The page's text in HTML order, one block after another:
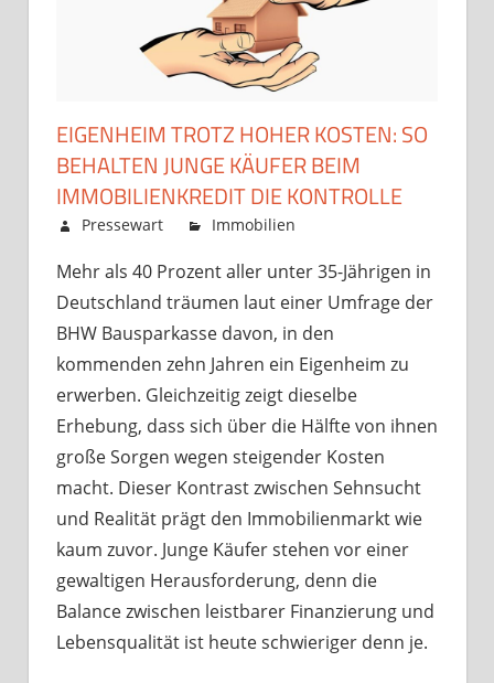
EIGENHEIM TROTZ HOHER KOSTEN: SO
BEHALTEN JUNGE KÄUFER BEIM
IMMOBILIENKREDIT DIE KONTROLLE
Dezember 5, 2025
Pressewart Immobilien
Eigenheim
trotz
Kosten:
junge
beim
die
Mehr als 40 Prozent aller unter 35-Jährigen in
Deutschland träumen laut einer Umfrage der
BHW Bausparkasse davon, in den
kommenden zehn Jahren ein Eigenheim zu
erwerben. Gleichzeitig zeigt dieselbe
Erhebung, dass sich über die Hälfte von ihnen
große Sorgen wegen steigender Kosten
macht. Dieser Kontrast zwischen Sehnsucht
und Realität prägt den Immobilienmarkt wie
kaum zuvor. Junge Käufer stehen vor einer
gewaltigen Herausforderung, denn die
Balance zwischen leistbarer Finanzierung und
Lebensqualität ist heute schwieriger denn je.